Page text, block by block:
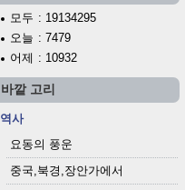
모두 : 19134295
오늘 : 7479
어제 : 10932
바깥 고리
역사
요동의 풍운
중국,북경,장안가에서